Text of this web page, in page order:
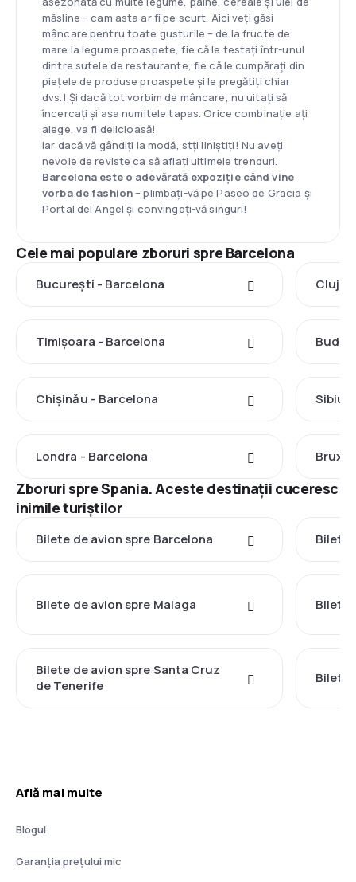
măsline – cam asta ar fi pe scurt. Aici veți găsi
mâncare pentru toate gusturile – de la fructe de
mare la legume proaspete, fie că le testați într-unul
dintre sutele de restaurante, fie că le cumpărați din
piețele de produse proaspete și le pregătiți chiar
dvs.! Și dacă tot vorbim de mâncare, nu uitați să
încercați și așa numitele tapas. Orice combinație ați
alege, va fi delicioasă!
Iar dacă vă gândiți la modă, stți liniștiți! Nu aveți
nevoie de reviste ca să aflați ultimele trenduri.
Barcelona este o adevărată expoziție când vine
vorba de fashion– plimbați-vă pe Paseo de Gracia și
Portal del Angel și convingeți-vă singuri!
Cele mai populare zboruri spre Barcelona
București - Barcelona Cluj-
Timișoara - Barcelona
Chișinău - Barcelona Sibiu
Londra - Barcelona
Zboruri spre Spania. Aceste destinații cuceresc
inimile turiștilor
Bilete de avion spre Barcelona Bilete
Bilete de avion spre Malaga Bilete
Bilete de avion spre Santa Cruz
de Tenerife
Bilete
Află mai multe
Blogul
Garanția prețului mic